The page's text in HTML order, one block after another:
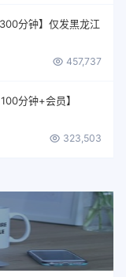
分钟】仅发黑龙江
457,737
分钟+会员】
323,503